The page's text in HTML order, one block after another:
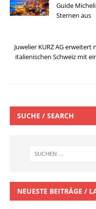
Guide
Sternen aus
Juwelier KURZ AG
italienischen Schweiz mit
SUCHE / SEARCH
NEUESTE BEITRÄGE /